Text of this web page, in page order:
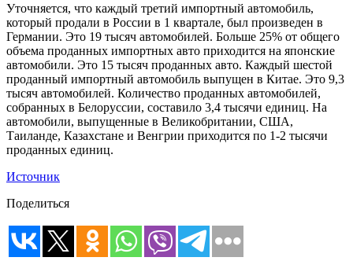
Уточняется, что каждый третий импортный автомобиль,
который продали в России в 1 квартале, был произведен в
Германии. Это 19 тысяч автомобилей. Больше 25% от общего
объема проданных импортных авто приходится на японские
автомобили. Это 15 тысяч проданных авто. Каждый шестой
проданный импортный автомобиль выпущен в Китае. Это 9,3
тысяч автомобилей. Количество проданных автомобилей,
собранных в Белоруссии, составило 3,4 тысячи единиц. На
автомобили, выпущенные в Великобритании, США,
Таиланде, Казахстане и Венгрии приходится по 1-2 тысячи
проданных единиц.
Источник
Поделиться